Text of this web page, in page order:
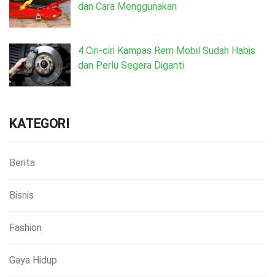
dan Cara Menggunakan
4 Ciri-ciri Kampas Rem Mobil Sudah Habis
dan Perlu Segera Diganti
KATEGORI
Berita
Bisnis
Fashion
Gaya Hidup